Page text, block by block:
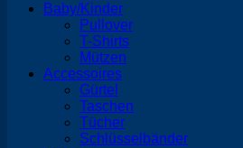
Baby/Kinder
Pullover
T-Shirts
Mützen
Accessoires
Gürtel
Taschen
Tücher
Schlüsselbänder